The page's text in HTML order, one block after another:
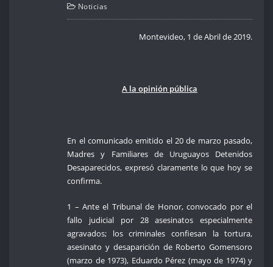
Noticias
Montevideo, 1 de Abril de 2019.
A la opinión pública
En el comunicado emitido el 20 de marzo pasado,
Madres y Familiares de Uruguayos Detenidos
Desaparecidos, expresó claramente lo que hoy se
confirma.
1 – Ante el Tribunal de Honor, convocado por el
fallo judicial por 28 asesinatos especialmente
agravados; los criminales confiesan la tortura,
asesinato y desaparición de Roberto Gomensoro
(marzo de 1973), Eduardo Pérez (mayo de 1974) y